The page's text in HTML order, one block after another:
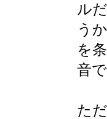
ル
う
を
音
た